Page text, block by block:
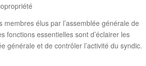
membres élus par l’assemblée générale de
fonctions essentielles sont d’éclairer les
générale et de contrôler l’activité du syndic.